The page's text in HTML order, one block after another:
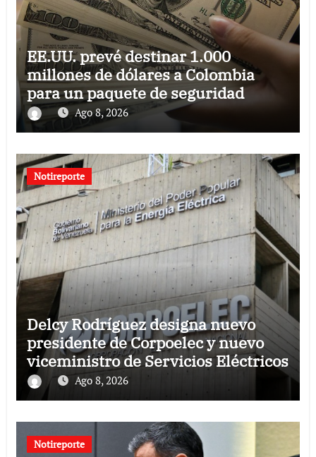
EE.UU. prevé destinar 1.000
millones de dólares a Colombia
para un paquete de seguridad
Ago 8, 2026
Notireporte
Delcy Rodríguez designa nuevo
presidente de Corpoelec y nuevo
viceministro de Servicios Eléctricos
Ago 8, 2026
Notireporte